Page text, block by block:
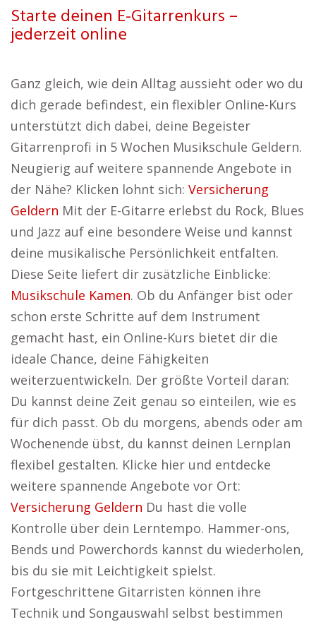
Starte deinen E-Gitarrenkurs –
jederzeit online
Ganz gleich, wie dein Alltag aussieht oder wo du
dich gerade befindest, ein flexibler Online-Kurs
unterstützt dich dabei, deine Begeister
Gitarrenprofi in 5 Wochen Musikschule Geldern.
Neugierig auf weitere spannende Angebote in
der Nähe? Klicken lohnt sich: Versicherung
Geldern Mit der E-Gitarre erlebst du Rock, Blues
und Jazz auf eine besondere Weise und kannst
deine musikalische Persönlichkeit entfalten.
Diese Seite liefert dir zusätzliche Einblicke:
Musikschule Kamen. Ob du Anfänger bist oder
schon erste Schritte auf dem Instrument
gemacht hast, ein Online-Kurs bietet dir die
ideale Chance, deine Fähigkeiten
weiterzuentwickeln. Der größte Vorteil daran:
Du kannst deine Zeit genau so einteilen, wie es
für dich passt. Ob du morgens, abends oder am
Wochenende übst, du kannst deinen Lernplan
flexibel gestalten. Klicke hier und entdecke
weitere spannende Angebote vor Ort:
Versicherung Geldern Du hast die volle
Kontrolle über dein Lerntempo. Hammer-ons,
Bends und Powerchords kannst du wiederholen,
bis du sie mit Leichtigkeit spielst.
Fortgeschrittene Gitarristen können ihre
Technik und Songauswahl selbst bestimmen